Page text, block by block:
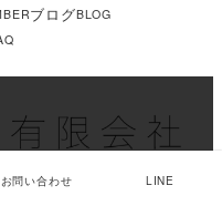
ブログBLOG
業有限会社
お問い合わせ LINE